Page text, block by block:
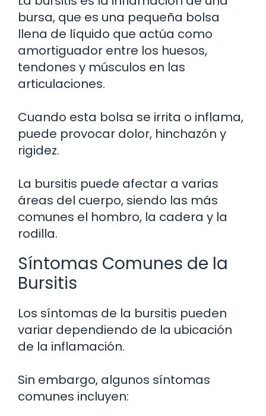
bursa, que es una pequeña bolsa
llena de líquido que actúa como
amortiguador entre los huesos,
tendones y músculos en las
articulaciones.
Cuando esta bolsa se irrita o inflama,
puede provocar dolor, hinchazón y
rigidez.
La bursitis puede afectar a varias
áreas del cuerpo, siendo las más
comunes el hombro, la cadera y la
rodilla.
Síntomas Comunes de la
Bursitis
Los síntomas de la bursitis pueden
variar dependiendo de la ubicación
de la inflamación.
Sin embargo, algunos síntomas
comunes incluyen: